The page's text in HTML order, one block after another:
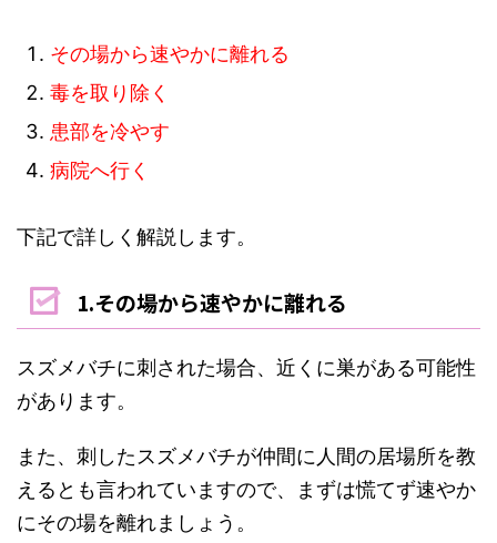
その場から速やかに離れる
毒を取り除く
患部を冷やす
病院へ行く
下記で詳しく解説します。
1.その場から速やかに離れる
スズメバチに刺された場合、近くに巣がある可能性
があります。
また、刺したスズメバチが仲間に人間の居場所を教
えるとも言われていますので、まずは慌てず速やか
にその場を離れましょう。